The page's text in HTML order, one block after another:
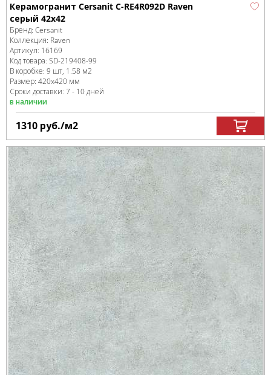
Керамогранит Cersanit C-RE4R092D Raven
серый 42x42
Бренд: Cersanit
Коллекция: Raven
Артикул: 16169
Код товара: SD-219408-99
В коробке: 9 шт, 1.58 м2
Размер: 420x420 мм
Сроки доставки: 7 - 10 дней
в наличии
1310 руб./м2